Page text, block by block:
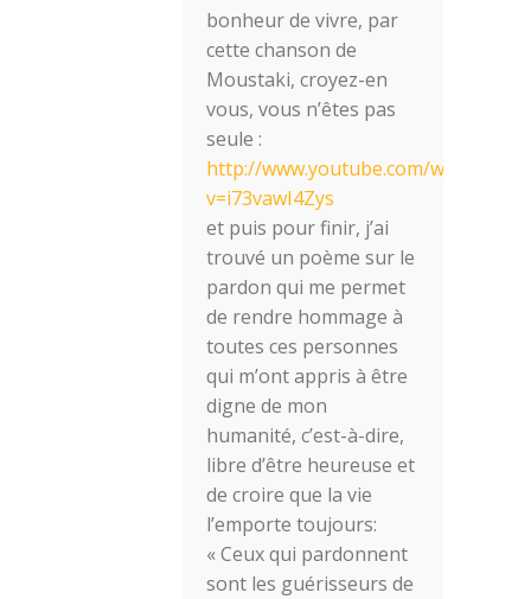
bonheur de vivre, par
cette chanson de
Moustaki, croyez-en
vous, vous n’êtes pas
seule :
http://www.youtube.com/watch?
v=i73vawI4Zys
et puis pour finir, j’ai
trouvé un poème sur le
pardon qui me permet
de rendre hommage à
toutes ces personnes
qui m’ont appris à être
digne de mon
humanité, c’est-à-dire,
libre d’être heureuse et
de croire que la vie
l’emporte toujours:
« Ceux qui pardonnent
sont les guérisseurs de